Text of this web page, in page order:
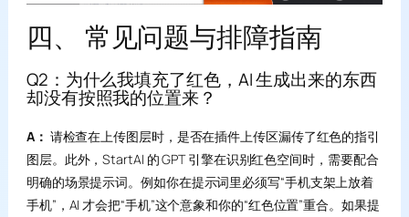
四、 常见问题与排障指南
Q2：为什么我填充了红色，AI 生成出来的东西
却没有按照我的位置来？
A： 请检查在上传图层时，是否在插件上传区漏传了红色的指引
图层。此外，StartAI 的 GPT 引擎在识别红色空间时，需要配合
明确的场景提示词。例如你在提示词里必须写“手机支架上放着
手机”，AI 才会把“手机”这个意象和你的“红色位置”重合。如果提